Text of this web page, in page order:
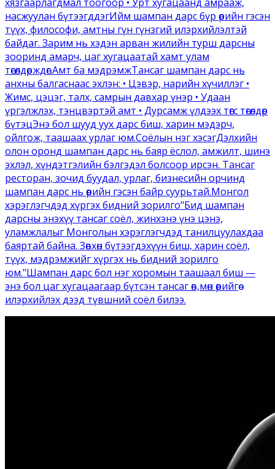
насжуулан бүтээгддэгИйм шампан дарс бүр өөрийн гэсэн
түүх, философи, амтны гүн гүнзгий илэрхийлэлтэй
байдаг. Зарим нь хэдэн арван жилийн турш дарсны
зооринд амарч, цаг хугацаатай хамт улам
төгөлдөрждөг.Амт ба мэдрэмжТансаг шампан дарс нь
анхны балгаснаас эхлэн: • Цэвэр, нарийн хүчиллэг •
Жимс, цэцэг, талх, самрын давхар үнэр • Удаан
үргэлжлэх, тэнцвэртэй амт • Дурсамж үлдээх төгс төгөлдөр
бүтэцЭнэ бол шууд уух дарс биш, харин мэдэрч,
ойлгож, таашаах урлаг юм.Соёлын нэг хэсэгДэлхийн
олон оронд шампан дарс нь баяр ёслол, амжилт, шинэ
эхлэл, хүндэтгэлийн бэлгэдэл болсоор ирсэн. Тансаг
ресторан, зочид буудал, урлаг, бизнесийн орчинд
шампан дарс нь өөрийн гэсэн байр суурьтай.Монгол
хэрэглэгчдэд хүргэх бидний зорилго"Бид шампан
дарсны энэхүү тансаг соёл, жинхэнэ үнэ цэнэ,
уламжлалыг Монголын хэрэглэгчдэд танилцуулахдаа
баяртай байна. Зөвхөн бүтээгдэхүүн биш, харин соёл,
түүх, мэдрэмжийг хүргэх нь бидний зорилго
юм."Шампан дарс бол нэг хоромын таашаал биш —
энэ бол цаг хугацаагаар бүтсэн тансаг өв,мөн өөрийгөө
илэрхийлэх дээд түвшний соёл билээ.